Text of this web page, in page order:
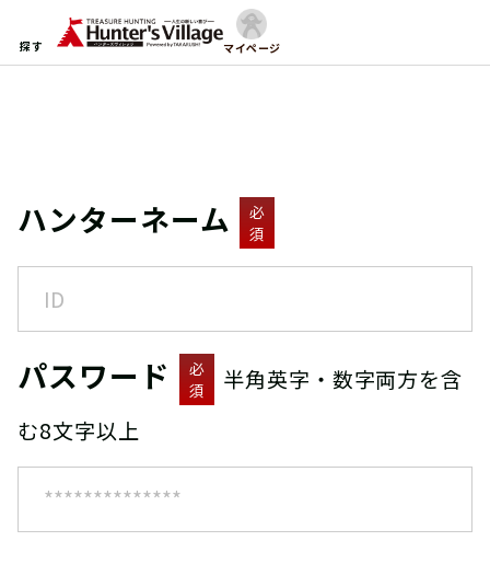
探す マイページ
ハンターネーム
必
須
パスワード
必
須
半角英字・数字両方を含
む8文字以上